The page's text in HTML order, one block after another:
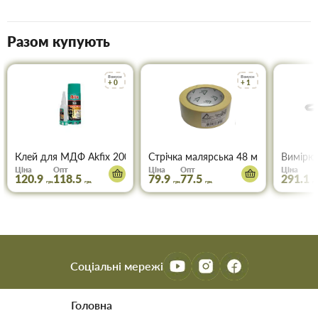
Разом купують
Бонуси
+ 0
Клей для МДФ Akfix 200 мл+50 мл
Ціна
120.9 грн.
Опт
118.5 грн.
Бонуси
+ 1
Стрічка малярська 48 мм * 50м
Ціна
79.9 грн.
Опт
77.5 грн.
Ціна
291.1
Соціальні мережі
Головна